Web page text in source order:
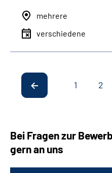
mehrere
verschiedene
1 2
Bei Fragen zur
gern an uns